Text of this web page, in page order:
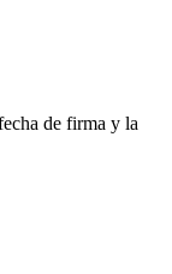
de firma y la